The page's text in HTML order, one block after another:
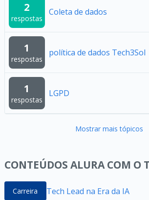
2
respostas
Coleta de dados
1
respostas
política de dados Tech3Sol
1
respostas
LGPD
Mostrar mais tópicos
CONTEÚDOS ALURA COM O
Carreira Tech Lead na Era da IA